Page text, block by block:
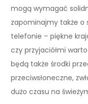
mogą wymagać
zapominajmy także
telefonie – piękne
czy przyjaciółmi
będą także środki
przeciwsłoneczne,
dużo czasu na